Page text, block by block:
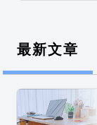
最新文章